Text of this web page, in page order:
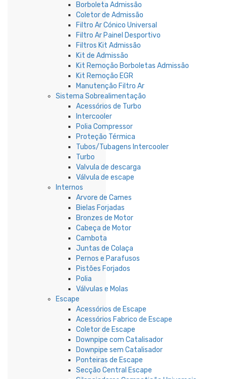
Borboleta Admissão
Coletor de Admissão
Filtro Ar Cónico Universal
Filtro Ar Painel Desportivo
Filtros Kit Admissão
Kit de Admissão
Kit Remoção Borboletas Admissão
Kit Remoção EGR
Manutenção Filtro Ar
Sistema Sobrealimentação
Acessórios de Turbo
Intercooler
Polia Compressor
Proteção Térmica
Tubos/Tubagens Intercooler
Turbo
Valvula de descarga
Válvula de escape
Internos
Arvore de Cames
Bielas Forjadas
Bronzes de Motor
Cabeça de Motor
Cambota
Juntas de Colaça
Pernos e Parafusos
Pistões Forjados
Polia
Válvulas e Molas
Escape
Acessórios de Escape
Acessórios Fabrico de Escape
Coletor de Escape
Downpipe com Catalisador
Downpipe sem Catalisador
Ponteiras de Escape
Secção Central Escape